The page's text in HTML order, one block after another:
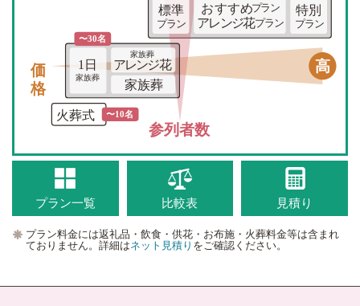
参列者数
価格
特別
プラン
火葬式
高
1日
家族葬
〜30名
〜10名
家族葬
アレンジ花
家族葬
標準
プラン
おすすめプラン
アレンジ花プラン
プラン一覧 比較表 見積り
プラン料金には返礼品・飲食・供花・お布施・火葬料金等は含まれ
ておりません。詳細はネット見積り をご確認ください。